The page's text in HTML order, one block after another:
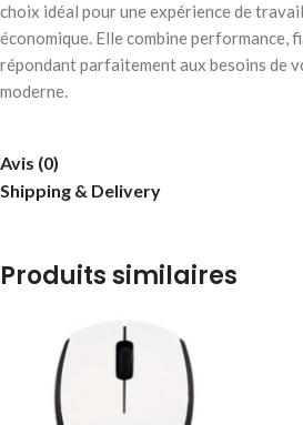
choix idéal pour une expérience de
économique. Elle combine performance,
répondant parfaitement aux besoins de
moderne.
Avis (0)
Shipping & Delivery
Produits similaires